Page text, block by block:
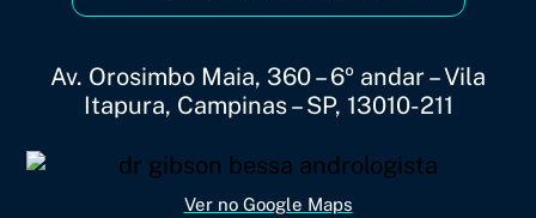
Av. Orosimbo Maia, 360 – 6º andar – Vila
Itapura, Campinas – SP, 13010-211
Ver no Google Maps